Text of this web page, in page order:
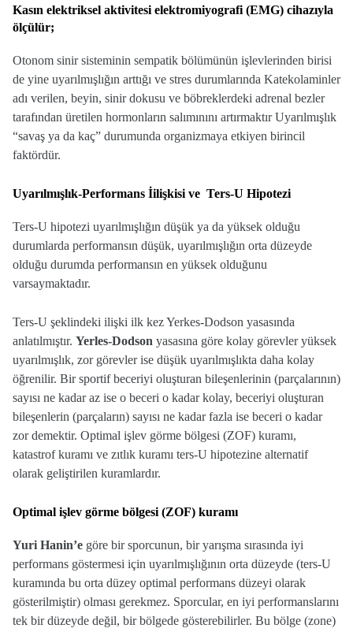
Kasın elektriksel aktivitesi elektromiyografi (EMG) cihazıyla
ölçülür;
Otonom sinir sisteminin sempatik bölümünün işlevlerinden birisi
de yine uyarılmışlığın arttığı ve stres durumlarında Katekolaminler
adı verilen, beyin, sinir dokusu ve böbreklerdeki adrenal bezler
tarafından üretilen hormonların salımınını artırmaktırUyarılmışlık
“savaş ya da kaç” durumunda organizmaya etkiyen birincil
faktördür.
Uyarılmışlık-Performans İilişkisi ve Ters-U Hipotezi
Ters-U hipotezi uyarılmışlığın düşük ya da yüksek olduğu
durumlarda performansın düşük, uyarılmışlığın orta düzeyde
olduğu durumda performansın en yüksek olduğunu
varsaymaktadır.
Ters-U şeklindeki ilişki ilk kez Yerkes-Dodson yasasında
anlatılmıştır. Yerles-Dodson yasasına göre kolay görevler yüksek
uyarılmışlık, zor görevler ise düşük uyarılmışlıkta daha kolay
öğrenilir. Bir sportif beceriyi oluşturan bileşenlerinin (parçalarının)
sayısı ne kadar az ise o beceri o kadar kolay, beceriyi oluşturan
bileşenlerin (parçaların) sayısı ne kadar fazla ise beceri o kadar
zor demektir. Optimal işlev görme bölgesi (ZOF) kuramı,
katastrof kuramı ve zıtlık kuramı ters-U hipotezine alternatif
olarak geliştirilen kuramlardır.
Optimal işlev görme bölgesi (ZOF) kuramı
Yuri Hanin’e göre bir sporcunun, bir yarışma sırasında iyi
performans göstermesi için uyarılmışlığının orta düzeyde (ters-U
kuramında bu orta düzey optimal performans düzeyi olarak
gösterilmiştir) olması gerekmez. Sporcular, en iyi performanslarını
tek bir düzeyde değil, bir bölgede gösterebilirler. Bu bölge (zone)